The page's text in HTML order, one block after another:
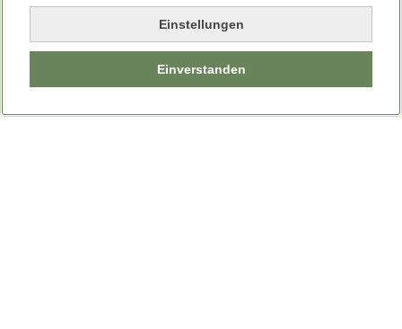
Einstellungen
Einverstanden